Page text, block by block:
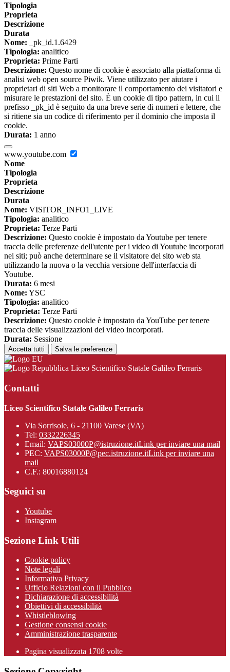
Tipologia
Proprieta
Descrizione
Durata
Nome: _pk_id.1.6429
Tipologia: analitico
Proprieta: Prime Parti
Descrizione: Questo nome di cookie è associato alla piattaforma di
analisi web open source Piwik. Viene utilizzato per aiutare i
proprietari di siti Web a monitorare il comportamento dei visitatori e
misurare le prestazioni del sito. È un cookie di tipo pattern, in cui il
prefisso _pk_id è seguito da una breve serie di numeri e lettere, che
si ritiene sia un codice di riferimento per il dominio che imposta il
cookie.
Durata: 1 anno
www.youtube.com
Nome
Tipologia
Proprieta
Descrizione
Durata
Nome: VISITOR_INFO1_LIVE
Tipologia: analitico
Proprieta: Terze Parti
Descrizione: Questo cookie è impostato da Youtube per tenere
traccia delle preferenze dell'utente per i video di Youtube incorporati
nei siti; può anche determinare se il visitatore del sito web sta
utilizzando la nuova o la vecchia versione dell'interfaccia di
Youtube.
Durata: 6 mesi
Nome: YSC
Tipologia: analitico
Proprieta: Terze Parti
Descrizione: Questo cookie è impostato da YouTube per tenere
traccia delle visualizzazioni dei video incorporati.
Durata: Sessione
Accetta tutti Salva le preferenze
Liceo Scientifico Statale Galileo Ferraris
Contatti
Liceo Scientifico Statale Galileo Ferraris
Via Sorrisole, 6 - 21100 Varese (VA)
Tel: 0332226345
Email: VAPS03000P@istruzione.itLink per inviare una mail
PEC: VAPS03000P@pec.istruzione.itLink per inviare una
mail
C.F.: 80016880124
Seguici su
Youtube
Instagram
Sezione Link Utili
Cookie policy
Note legali
Informativa Privacy
Ufficio Relazioni con il Pubblico
Dichiarazione di accessibilità
Obiettivi di accessibilità
Whistleblowing
Gestione consensi cookie
Amministrazione trasparente
Pagina visualizzata 1708 volte